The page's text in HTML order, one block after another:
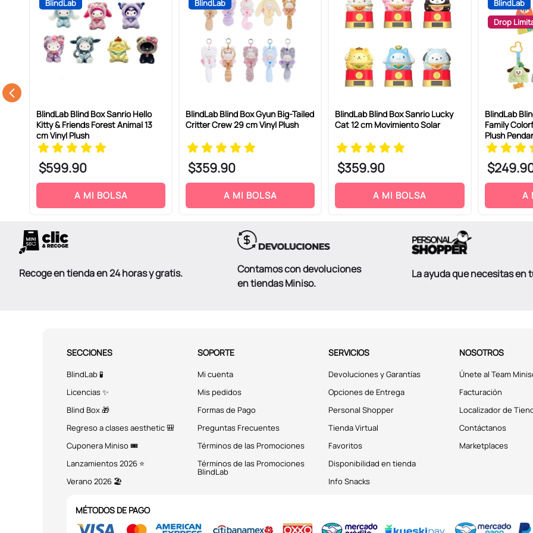
BlindLab
BlindLab Blind Box Sanrio Hello
Kitty & Friends Forest Animal 13
cm Vinyl Plush
$599.90
A MI BOLSA
BlindLab
BlindLab Blind Box Gyun Big-Tailed
Critter Crew 29 cm Vinyl Plush
$359.90
A MI BOLSA
BlindLab Blind Box Sanrio Lucky
Cat 12 cm Movimiento Solar
$359.90
A MI BOLSA
BlindLab
Drop
BlindLab
Family
Plush
$249.
A
Recoge en tienda en 24 horas y gratis.
Contamos con devoluciones
en tiendas Miniso.
La ayuda que necesitas en
SECCIONES
BlindLab 🧪
Licencias ✨
Blind Box 🎁
Regreso a clases aesthetic 🎒
Cuponera Miniso 🎟️
Lanzamientos 2026 ⭐
Verano 2026 🏖️
SOPORTE
Mi cuenta
Mis pedidos
Formas de Pago
Preguntas Frecuentes
Términos de las Promociones
Términos de las Promociones
BlindLab
SERVICIOS
Devoluciones y Garantías
Opciones de Entrega
Personal Shopper
Tienda Virtual
Favoritos
Disponibilidad en tienda
Info Snacks
NOSOTROS
Únete al Team
Facturación
Localizador de
Contáctanos
Marketplaces
MÉTODOS DE PAGO